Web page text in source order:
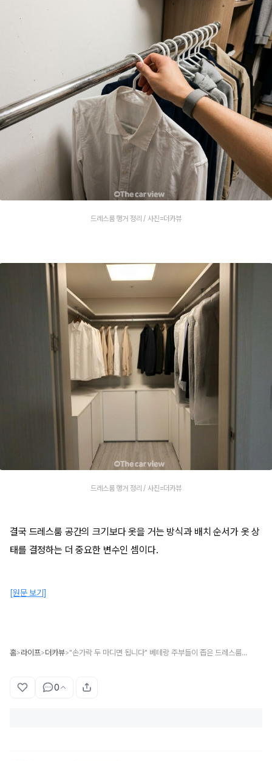
드레스룸 행거 정리 / 사진=더카뷰
드레스룸 행거 정리 / 사진=더카뷰
결국 드레스룸 공간의 크기보다 옷을 거는 방식과 배치 순서가 옷 상
태를 결정하는 더 중요한 변수인 셈이다.
[원문 보기]
홈>라이프>더카뷰> "손가락 두 마디면 됩니다" 베테랑 주부들이 좁은 드레스룸에 효율적으로 옷을 보관하는 방법
0